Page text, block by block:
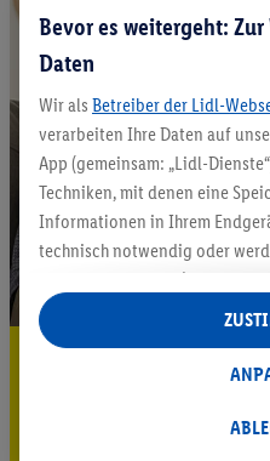
5.95 €
Bevor es weitergeht:
Daten
Wir als Betreiber der Lidl-
verarbeiten Ihre Daten auf
App (gemeinsam: „Lidl-
Techniken, mit denen eine
Informationen in Ihrem
technisch notwendig oder
auch durch Partner (u.a.
Verantwortliche; im
insgesamt
Statistik-Erstellung oder für
Datenverarbeitungen für